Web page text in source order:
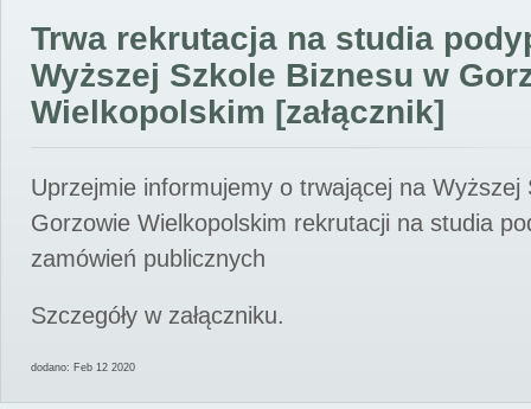
Trwa rekrutacja na studia
Wyższej Szkole Biznesu w
Wielkopolskim [załącznik]
Uprzejmie informujemy o trwającej na Wyższej
Gorzowie Wielkopolskim rekrutacji na studia
zamówień publicznych
Szczegóły w załączniku.
dodano: Feb 12 2020